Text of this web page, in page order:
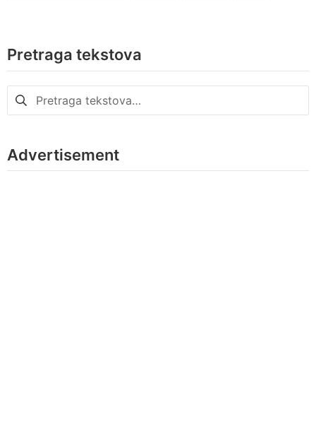
Pretraga tekstova
Pretraga
za:
Advertisement